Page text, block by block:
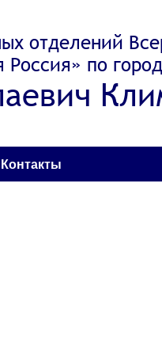
отделений
по
Контакты